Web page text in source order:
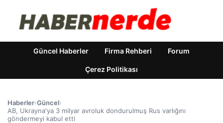
Güncel Haberler Firma Rehberi Forum
Çerez Politikası
Haberler›Güncel›
AB, Ukrayna'ya 3 milyar avroluk dondurulmuş Rus varlığını
göndermeyi kabul etti